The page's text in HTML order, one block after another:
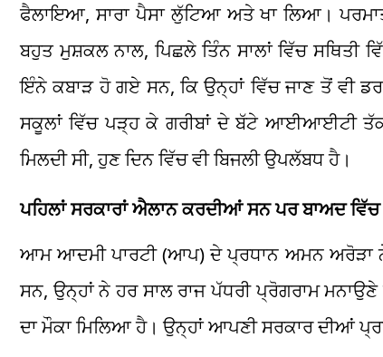
ਫੈਲਾਇਆ, ਸਾਰਾ ਪੈਸਾ ਲੁੱਟਿਆ ਅਤੇ ਖਾ ਲਿਆ।
ਬਹੁਤ ਮੁਸ਼ਕਲ ਨਾਲ, ਪਿਛਲੇ ਤਿੰਨ ਸਾਲਾਂ ਵਿੱਚ ਸਥਿਤੀ
ਇੰਨੇ ਕਬਾੜ ਹੋ ਗਏ ਸਨ, ਕਿ ਉਨ੍ਹਾਂ ਵਿੱਚ ਜਾਣ ਤੋਂ ਵੀ
ਸਕੂਲਾਂ ਵਿੱਚ ਪੜ੍ਹ ਕੇ ਗਰੀਬਾਂ ਦੇ ਬੱਟੇ ਆਈਆਈਟੀ ਤੱਕ
ਮਿਲਦੀ ਸੀ, ਹੁਣ ਦਿਨ ਵਿੱਚ ਵੀ ਬਿਜਲੀ ਉਪਲੱਬਧ ਹੈ।
ਪਹਿਲਾਂ ਸਰਕਾਰਾਂ ਐਲਾਨ ਕਰਦੀਆਂ ਸਨ ਪਰ ਬਾਅਦ
ਆਮ ਆਦਮੀ ਪਾਰਟੀ (ਆਪ) ਦੇ ਪ੍ਰਧਾਨ ਅਮਨ ਅਰੋੜਾ ਨੇ
ਸਨ, ਉਨ੍ਹਾਂ ਨੇ ਹਰ ਸਾਲ ਰਾਜ ਪੱਧਰੀ ਪ੍ਰੋਗਰਾਮ
ਦਾ ਮੌਕਾ ਮਿਲਿਆ ਹੈ। ਉਨ੍ਹਾਂ ਆਪਣੀ ਸਰਕਾਰ ਦੀਆਂ